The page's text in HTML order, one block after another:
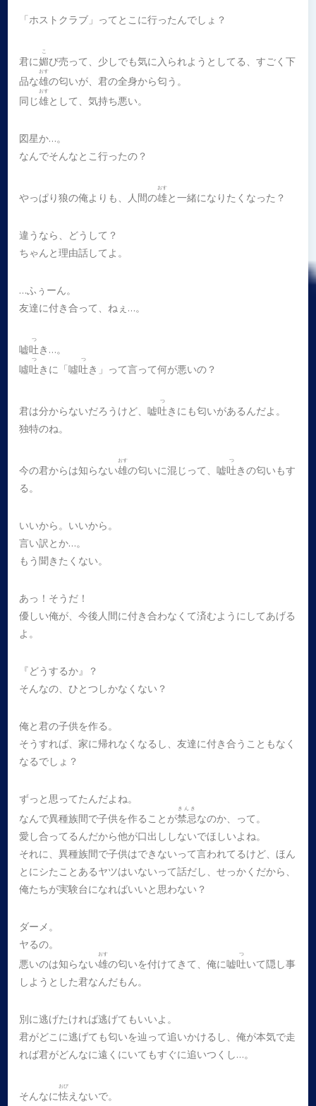
「ホストクラブ」ってとこに行ったんでしょ？
君に媚
こ
び売って、少しでも気に入られようとしてる、すごく下
品な雄
おす
の匂いが、君の全身から匂う。
同じ雄
おす
として、気持ち悪い。
図星か…。
なんでそんなとこ行ったの？
やっぱり狼の俺よりも、人間の雄
おす
と一緒になりたくなった？
違うなら、どうして？
ちゃんと理由話してよ。
…ふぅーん。
友達に付き合って、ねぇ…。
嘘吐
つ
き…。
噓吐
つ
きに「噓吐
つ
き」って言って何が悪いの？
君は分からないだろうけど、嘘吐
つ
きにも匂いがあるんだよ。
独特のね。
今の君からは知らない雄
おす
の匂いに混じって、嘘吐
つ
きの匂いもす
る。
いいから。いいから。
言い訳とか…。
もう聞きたくない。
あっ！そうだ！
優しい俺が、今後人間に付き合わなくて済むようにしてあげる
よ。
『どうするか』？
そんなの、ひとつしかなくない？
俺と君の子供を作る。
そうすれば、家に帰れなくなるし、友達に付き合うこともなく
なるでしょ？
ずっと思ってたんだよね。
なんで異種族間で子供を作ることが禁忌
きんき
なのか、って。
愛し合ってるんだから他が口出ししないでほしいよね。
それに、異種族間で子供はできないって言われてるけど、ほん
とにシたことあるヤツはいないって話だし、せっかくだから、
俺たちが実験台になればいいと思わない？
ダーメ。
ヤるの。
悪いのは知らない雄
おす
の匂いを付けてきて、俺に嘘吐
つ
いて隠し事
しようとした君なんだもん。
別に逃げたければ逃げてもいいよ。
君がどこに逃げても匂いを辿って追いかけるし、俺が本気で走
れば君がどんなに遠くにいてもすぐに追いつくし…。
そんなに怯
おび
えないで。